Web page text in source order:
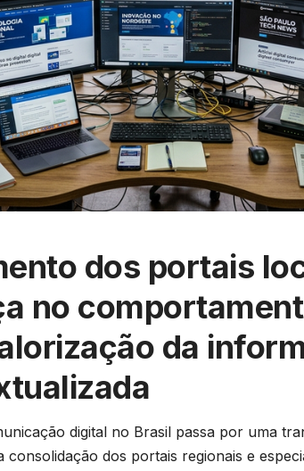
dos portais
no
da
digital no Brasil passa por uma
consolidação dos portais regionais e